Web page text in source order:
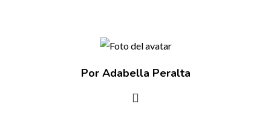
Por Adabella Peralta